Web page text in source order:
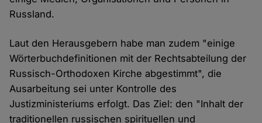
Russland.
Laut den Herausgebern habe man zudem "einige
Wörterbuchdefinitionen mit der Rechtsabteilung der
Russisch-Orthodoxen Kirche abgestimmt", die
Ausarbeitung sei unter Kontrolle des
Justizministeriums erfolgt. Das Ziel: den "Inhalt der
traditionellen russischen spirituellen und